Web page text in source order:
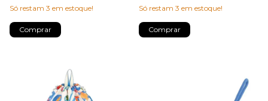
Só restam 3 em estoque! Só restam 3 em estoque!